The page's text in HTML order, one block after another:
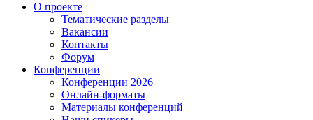
О проекте
Тематические разделы
Вакансии
Контакты
Форум
Конференции
Конференции 2026
Онлайн-форматы
Материалы конференций